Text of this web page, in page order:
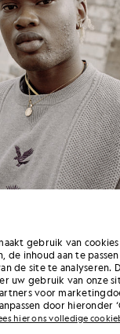
bevat subtiele
gebruik van
de inhoud aan te
de site te analyseren.
uw gebruik van onze
voor
door hieronder
hier ons volledige